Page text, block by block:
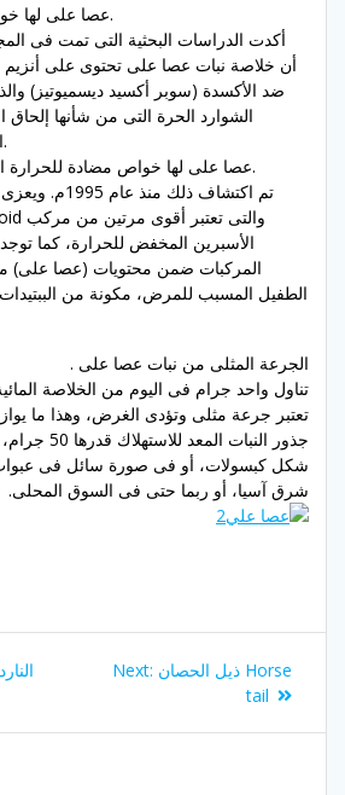
عصا على لها خواص مضادة للأكسدة.
أكدت الدراسات البحثية التى تمت فى
ضد الأكسدة (سوبر أكسيد ديسميوتيز)
الشوارد الحرة التى من شأنها إلحاق
المختلفة فى الجسم.
عصا على لها خواص مضادة للحرارة المرتفعة فى الجسم.
تم اكتشاف ذلك
الأسبرين المخفض للحرارة، كما
المركبات ضمن محتويات (عصا على)
الطفيل المسبب للمرض، مكونة من الببتيدات
الجرعة المثلى من نبات عصا على .
تناول واحد جرام فى اليوم من الخلاصة
تعتبر جرعة مثلى وتؤدى الغرض، وهذا ما
جذور النبات
شكل كبسولات، أو فى صورة سائل فى
شرق آسيا، أو ربما حتى فى السوق المحلى.
Next: Next
ذيل الحصان Horse
tail